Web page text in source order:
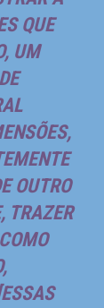
QUE
UM
OUTRO
TRAZER